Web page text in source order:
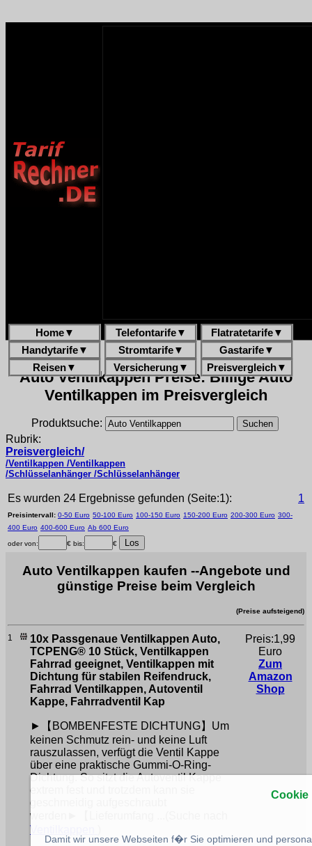
Home▼ Telefontarife▼ Flatratetarife▼
Handytarife▼ Stromtarife▼ Gastarife▼
Reisen▼ Versicherung▼ Preisvergleich▼
Auto Ventilkappen Preise: Billige Auto
Ventilkappen im Preisvergleich
Produktsuche:
Rubrik:
Preisvergleich/
/Ventilkappen /Ventilkappen
/Schlüsselanhänger /Schlüsselanhänger
Es wurden 24 Ergebnisse gefunden (Seite:1): 1
Preisintervall: 0-50 Euro 50-100 Euro 100-150 Euro 150-200 Euro 200-300 Euro 300-
400 Euro 400-600 Euro Ab 600 Euro
oder von: € bis: €
Auto Ventilkappen kaufen --Angebote und
günstige Preise beim Vergleich
(Preise aufsteigend)
1
10x Passgenaue Ventilkappen Auto,
TCPENG® 10 Stück, Ventilkappen
Fahrrad geeignet, Ventilkappen mit
Dichtung für stabilen Reifendruck,
Fahrrad Ventilkappen, Autoventil
Kappe, Fahrradventil Kap
►【BOMBENFESTE DICHTUNG】Um
keinen Schmutz rein- und keine Luft
rauszulassen, verfügt die Ventil Kappe
über eine praktische Gummi-O-Ring-
Dichtung. So sitzt die Autoventil Kappe
extrem fest und trotzdem kann sie
geschmeidig aufgeschraubt
werden►【Lieferumfang ...(Suche nach
Ventilkappen
Preis:1,99
Euro
Zum
Amazon
Shop
Cookie
Damit wir unsere Webseiten f�r Sie optimieren und